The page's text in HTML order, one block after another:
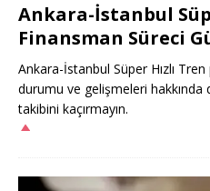
Ankara-İstanbul
Finansman Süreci
Ankara-İstanbul Süper Hızlı
durumu ve gelişmeleri hakkında
takibini kaçırmayın.